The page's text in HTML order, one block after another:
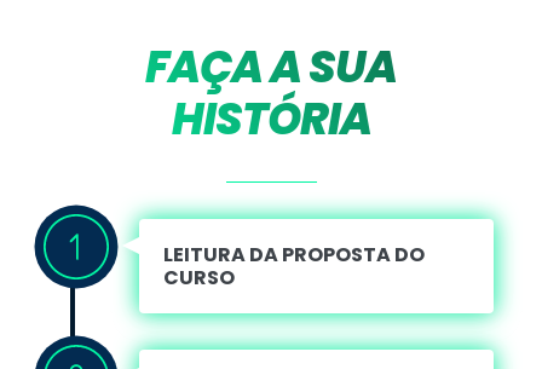
FAÇA A SUA
HISTÓRIA
LEITURA DA PROPOSTA DO
CURSO